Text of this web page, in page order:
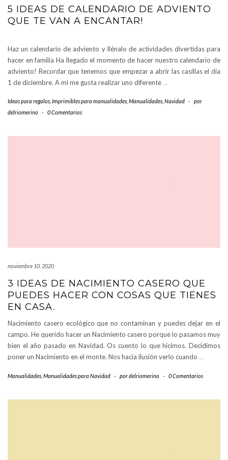
5 IDEAS DE CALENDARIO DE ADVIENTO
QUE TE VAN A ENCANTAR!
Haz un calendario de adviento y llénalo de actividades divertidas para
hacer en familia Ha llegado el momento de hacer nuestro calendario de
adviento! Recordar que tenemos que empezar a abrir las casillas el día
1 de diciembre. A mi me gusta realizar uno diferente …
Ideas para regalos Imprimibles para manualidades Manualidades Navidad -
por
delriomerino - 0 Comentarios
noviembre 10, 2020
3 IDEAS DE NACIMIENTO CASERO QUE
PUEDES HACER CON COSAS QUE TIENES
EN CASA.
Nacimiento casero ecológico que no contaminan y puedes dejar en el
campo. He querido hacer un Nacimiento casero porque lo pasamos muy
bien el año pasado en Navidad. Os cuento lo que hicimos. Decidimos
poner un Nacimiento en el monte. Nos hacía ilusión verlo cuando …
Manualidades Manualidades para Navidad - pordelriomerino - 0 Comentarios